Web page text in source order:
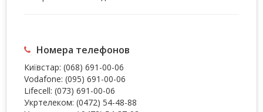
Номера телефонов
Київстар: (068) 691-00-06
Vodafone: (095) 691-00-06
Lifecell: (073) 691-00-06
Укртелеком: (0472) 54-48-88